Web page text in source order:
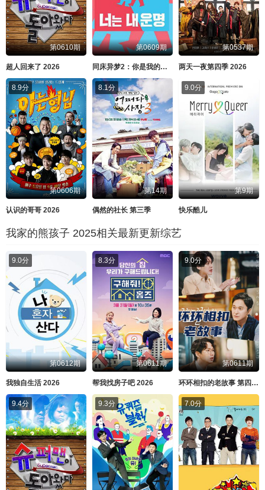
第0610期
超人回来了 2026
第0609期
同床异梦2：你是我的命运 2026
第0537期
两天一夜第四季 2026
8.9分
第0606期
认识的哥哥 2026
8.1分
第14期
偶然的社长 第三季
9.0分
第9期
快乐酷儿
我家的熊孩子 2025相关最新更新综艺
9.0分
第0612期
我独自生活 2026
8.3分
第0611期
帮我找房子吧 2026
9.0分
第0611期
环环相扣的老故事 第四季 2026
9.4分 9.3分 7.0分